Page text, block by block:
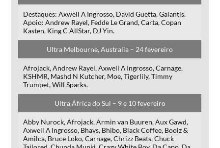
Destaques: Axwell Λ Ingrosso, David Guetta, Galantis.
Apoio: Andrew Rayel, Fedde Le Grand, Carta, Copan
Kasten, King C AllStar, DJ Yin.
Ultra Melbourne, Australia – 24 fevereiro
Afrojack, Andrew Rayel, Axwell Λ Ingrosso, Carnage,
KSHMR, Mashd N Kutcher, Moe, Tigerlily, Timmy
Trumpet, Will Sparks.
Ultra África do Sul – 9 e 10 fevereiro
Abby Nurock, Afrojack, Armin van Buuren, Aux Gawd,
Axwell Λ Ingrosso, Bhavs, Bhibo, Black Coffee, Boolz &
Amilca, Bruce Loko, Carnage, Chrizz Beats, Chuck